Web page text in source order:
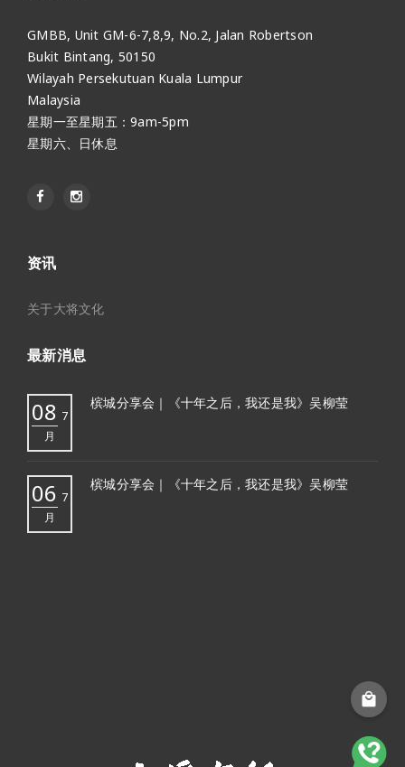
GMBB, Unit GM-6-7,8,9, No.2, Jalan Robertson
Bukit Bintang, 50150
Wilayah Persekutuan Kuala Lumpur
Malaysia
星期一至星期五：9am-5pm
星期六、日休息
资讯
关于大将文化
最新消息
08 7
月
槟城分享会｜《十年之后，我还是我》吴柳莹
06 7
月
槟城分享会｜《十年之后，我还是我》吴柳莹